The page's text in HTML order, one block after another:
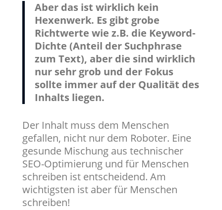
Aber das ist wirklich kein
Hexenwerk. Es gibt grobe
Richtwerte wie z.B. die Keyword-
Dichte (Anteil der Suchphrase
zum Text), aber die sind wirklich
nur sehr grob und der Fokus
sollte immer auf der Qualität des
Inhalts liegen.
Der Inhalt muss dem Menschen
gefallen, nicht nur dem Roboter. Eine
gesunde Mischung aus technischer
SEO-Optimierung und für Menschen
schreiben ist entscheidend. Am
wichtigsten ist aber für Menschen
schreiben!